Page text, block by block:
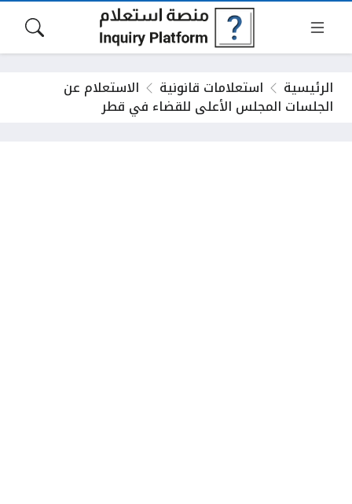
الرئيسية استعلامات قانونية الاستعلام عن
الجلسات المجلس الأعلى للقضاء في قطر